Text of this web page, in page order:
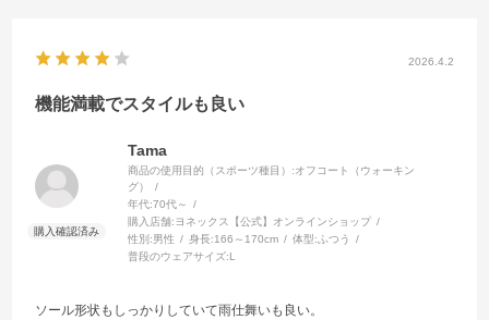
2026.4.2
機能満載でスタイルも良い
Tama
商品の使用目的（スポーツ種目）:オフコート（ウォーキン
グ）
年代:70代～
購入店舗: ヨネックス【公式】オンラインショップ
性別:男性 身長:166～170cm 体型: ふつう
普段のウェアサイズ:L
ソール形状もしっかりしていて雨仕舞いも良い。